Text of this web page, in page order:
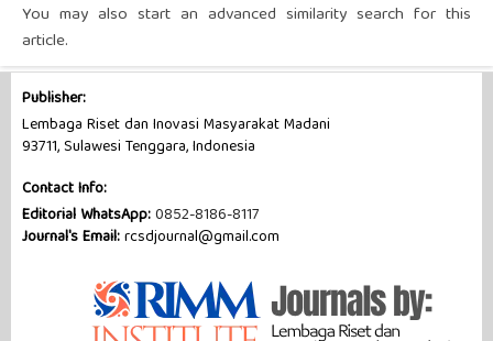
You may also start an advanced similarity search for this
article.
Publisher:
Lembaga Riset dan Inovasi Masyarakat Madani
93711, Sulawesi Tenggara, Indonesia
Contact Info:
Editorial WhatsApp:0852-8186-8117
Journal's Email:rcsdjournal@gmail.com